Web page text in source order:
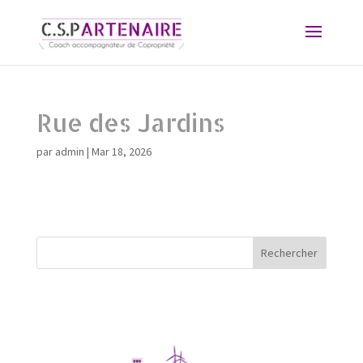
Rue des Jardins
par admin | Mar 18, 2026